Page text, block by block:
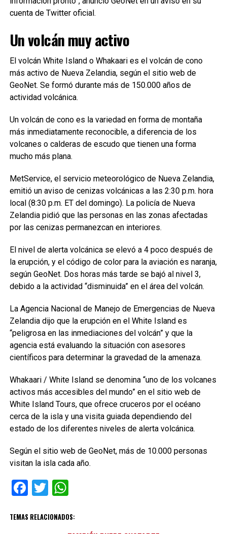
cuenta de Twitter oficial.
Un volcán muy activo
El volcán White Island o Whakaari es el volcán de cono
más activo de Nueva Zelandia, según el sitio web de
GeoNet. Se formó durante más de 150.000 años de
actividad volcánica.
Un volcán de cono es la variedad en forma de montaña
más inmediatamente reconocible, a diferencia de los
volcanes o calderas de escudo que tienen una forma
mucho más plana.
MetService, el servicio meteorológico de Nueva Zelandia,
emitió un aviso de cenizas volcánicas a las 2:30 p.m. hora
local (8:30 p.m. ET del domingo). La policía de Nueva
Zelandia pidió que las personas en las zonas afectadas
por las cenizas permanezcan en interiores.
El nivel de alerta volcánica se elevó a 4 poco después de
la erupción, y el código de color para la aviación es naranja,
según GeoNet. Dos horas más tarde se bajó al nivel 3,
debido a la actividad “disminuida” en el área del volcán.
La Agencia Nacional de Manejo de Emergencias de Nueva
Zelandia dijo que la erupción en el White Island es
“peligrosa en las inmediaciones del volcán” y que la
agencia está evaluando la situación con asesores
científicos para determinar la gravedad de la amenaza.
Whakaari / White Island se denomina “uno de los volcanes
activos más accesibles del mundo” en el sitio web de
White Island Tours, que ofrece cruceros por el océano
cerca de la isla y una visita guiada dependiendo del
estado de los diferentes niveles de alerta volcánica.
Según el sitio web de GeoNet, más de 10.000 personas
visitan la isla cada año.
Facebook
TwitterWhatsApp
TEMAS RELACIONADOS: